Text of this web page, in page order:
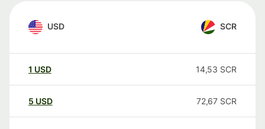
USD SCR
1 USD 14,53 SCR
5 USD 72,67 SCR